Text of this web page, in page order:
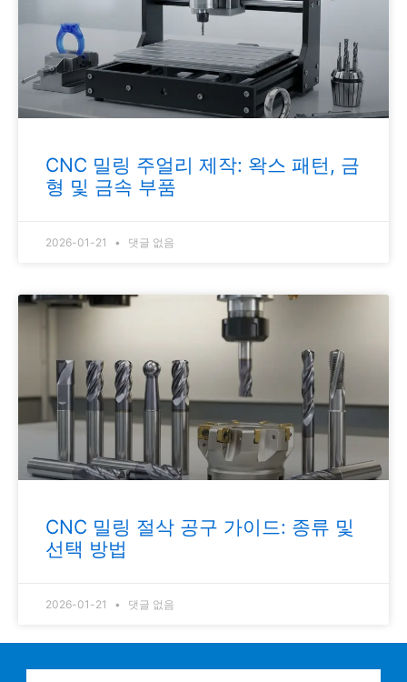
CNC 밀링 주얼리 제작: 왁스 패턴, 금
형 및 금속 부품
2026-01-21 댓글 없음
CNC 밀링 절삭 공구 가이드: 종류 및
선택 방법
2026-01-21 댓글 없음